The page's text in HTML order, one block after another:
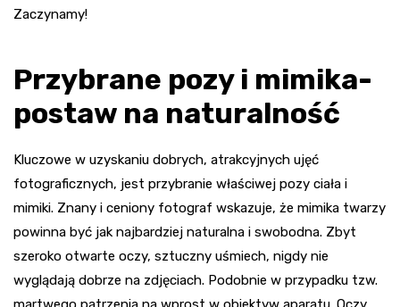
Zaczynamy!
Przybrane pozy i mimika-
postaw na naturalność
Kluczowe w uzyskaniu dobrych, atrakcyjnych ujęć
fotograficznych, jest przybranie właściwej pozy ciała i
mimiki. Znany i ceniony fotograf wskazuje, że mimika twarzy
powinna być jak najbardziej naturalna i swobodna. Zbyt
szeroko otwarte oczy, sztuczny uśmiech, nigdy nie
wyglądają dobrze na zdjęciach. Podobnie w przypadku tzw.